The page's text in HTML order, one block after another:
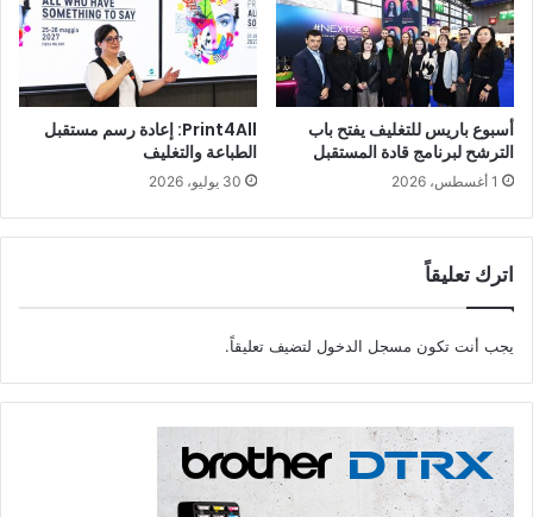
أسبوع باريس للتغليف يفتح باب
الترشح لبرنامج قادة المستقبل
1 أغسطس، 2026
Print4All: إعادة رسم مستقبل
الطباعة والتغليف
30 يوليو، 2026
اترك تعليقاً
يجب أنت تكون مسجل الدخول لتضيف تعليقاً.